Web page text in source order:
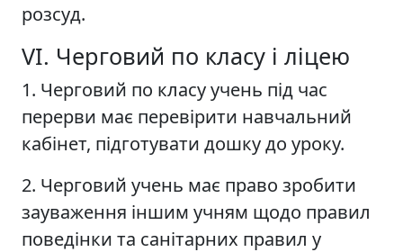
розсуд.
VІ. Черговий по класу і ліцею
1. Черговий по класу учень під час
перерви має перевірити навчальний
кабінет, підготувати дошку до уроку.
2. Черговий учень має право зробити
зауваження іншим учням щодо правил
поведінки та санітарних правил у